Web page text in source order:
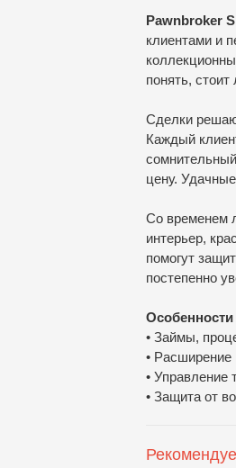
Pawnbroker
клиентами и
понять,
Сделки
Каждый
цену.
Со временем
интерьер,
помогут
постепенно
• Займы,
• Расширение
• Управление
• Защита от